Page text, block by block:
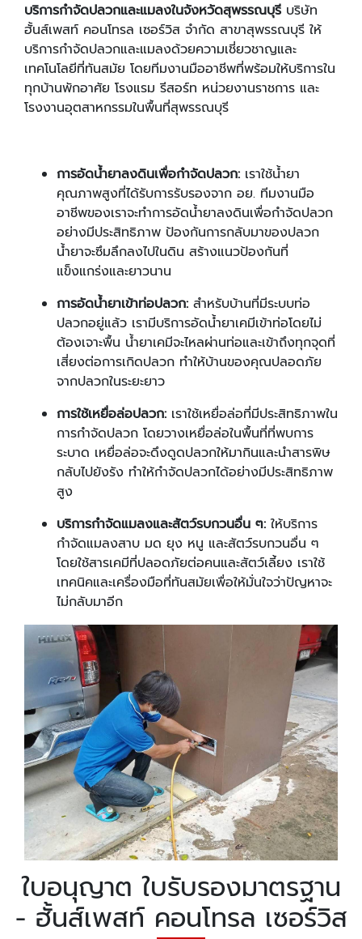
บริการกำจัดปลวกและแมลงในจังหวัดสุพรรณบุรี บริษัท
ฮั้นส์เพสท์ คอนโทรล เซอร์วิส จำกัด สาขาสุพรรณบุรี ให้
บริการกำจัดปลวกและแมลงด้วยความเชี่ยวชาญและ
เทคโนโลยีที่ทันสมัย โดยทีมงานมืออาชีพที่พร้อมให้บริการใน
ทุกบ้านพักอาศัย โรงแรม รีสอร์ท หน่วยงานราชการ และ
โรงงานอุตสาหกรรมในพื้นที่สุพรรณบุรี
การอัดน้ำยาลงดินเพื่อกำจัดปลวก: เราใช้น้ำยา
คุณภาพสูงที่ได้รับการรับรองจาก อย. ทีมงานมือ
อาชีพของเราจะทำการอัดน้ำยาลงดินเพื่อกำจัดปลวก
อย่างมีประสิทธิภาพ ป้องกันการกลับมาของปลวก
น้ำยาจะซึมลึกลงไปในดิน สร้างแนวป้องกันที่
แข็งแกร่งและยาวนาน
การอัดน้ำยาเข้าท่อปลวก: สำหรับบ้านที่มีระบบท่อ
ปลวกอยู่แล้ว เรามีบริการอัดน้ำยาเคมีเข้าท่อโดยไม่
ต้องเจาะพื้น น้ำยาเคมีจะไหลผ่านท่อและเข้าถึงทุกจุดที่
เสี่ยงต่อการเกิดปลวก ทำให้บ้านของคุณปลอดภัย
จากปลวกในระยะยาว
การใช้เหยื่อล่อปลวก: เราใช้เหยื่อล่อที่มีประสิทธิภาพใน
การกำจัดปลวก โดยวางเหยื่อล่อในพื้นที่ที่พบการ
ระบาด เหยื่อล่อจะดึงดูดปลวกให้มากินและนำสารพิษ
กลับไปยังรัง ทำให้กำจัดปลวกได้อย่างมีประสิทธิภาพ
สูง
บริการกำจัดแมลงและสัตว์รบกวนอื่น ๆ: ให้บริการ
กำจัดแมลงสาบ มด ยุง หนู และสัตว์รบกวนอื่น ๆ
โดยใช้สารเคมีที่ปลอดภัยต่อคนและสัตว์เลี้ยง เราใช้
เทคนิคและเครื่องมือที่ทันสมัยเพื่อให้มั่นใจว่าปัญหาจะ
ไม่กลับมาอีก
ใบอนุญาต ใบรับรองมาตรฐาน
- ฮั้นส์เพสท์ คอนโทรล เซอร์วิส